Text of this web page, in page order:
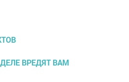
ВРЕДЯТ ВАМ